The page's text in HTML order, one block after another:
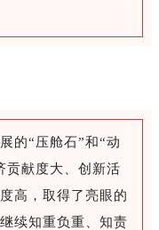
的“压舱石”和“动
贡献度大、创新活
高，取得了亮眼的
续知重负重、知责